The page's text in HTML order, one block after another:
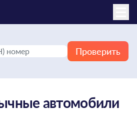
Проверить
автомобили